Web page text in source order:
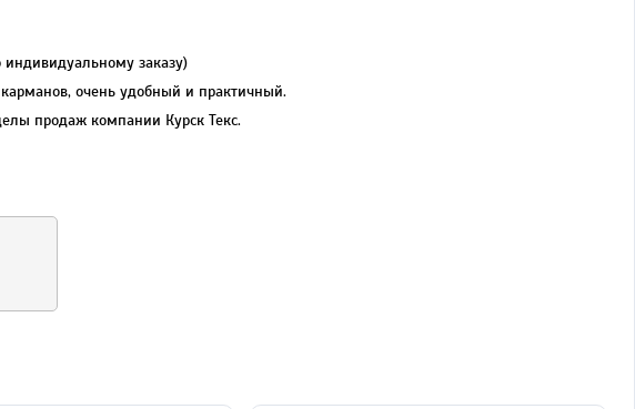
заказу)
очень удобный и практичный.
продаж компании Курск Текс.